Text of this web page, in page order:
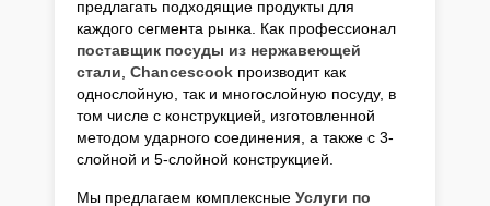
предлагать подходящие продукты для
каждого сегмента рынка. Как профессионал
поставщик посуды из нержавеющей
стали Chancescook производит как
однослойную, так и многослойную посуду, в
том числе с конструкцией, изготовленной
методом ударного соединения, а также с 3-
слойной и 5-слойной конструкцией.
Мы предлагаем комплексные Услуги по